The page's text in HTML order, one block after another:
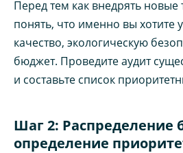
Перед тем как внедрять новые
понять, что именно вы хотите
качество, экологическую
бюджет. Проведите аудит
и составьте список
Шаг 2: Распределение
определение